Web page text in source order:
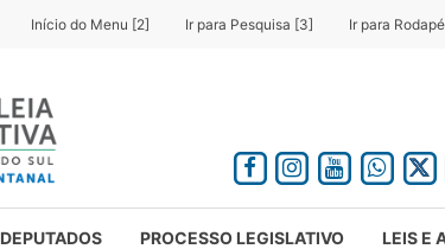
Início do Menu [2] Ir para Pesquisa [3] Ir para
DEPUTADOS PROCESSO LEGISLATIVO LEIS E